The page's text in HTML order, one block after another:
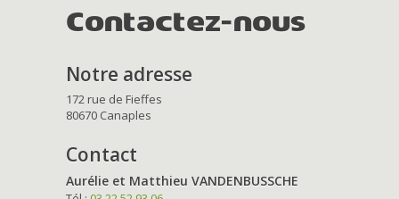
Contactez-nous
Notre adresse
172 rue de Fieffes
80670 Canaples
Contact
Aurélie et Matthieu VANDENBUSSCHE